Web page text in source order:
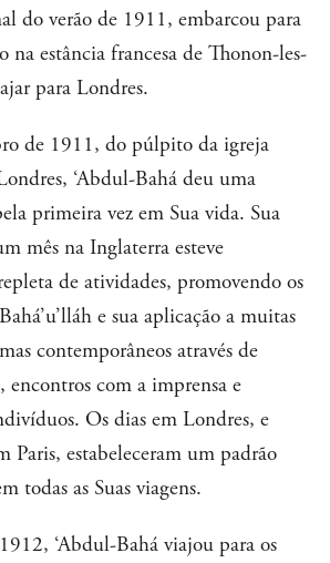
do verão de 1911, embarcou para
na estância francesa de Thonon-les-
para Londres.
de 1911, do púlpito da igreja
‘Abdul-Bahá deu uma
primeira vez em Sua vida. Sua
mês na Inglaterra esteve
de atividades, promovendo os
e sua aplicação a muitas
contemporâneos através de
encontros com a imprensa e
Os dias em Londres, e
Paris, estabeleceram um padrão
todas as Suas viagens.
‘Abdul-Bahá viajou para os